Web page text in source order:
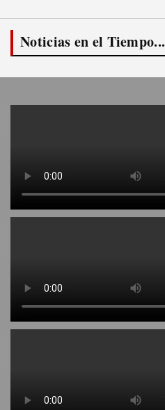
Noticias en el Tiempo...